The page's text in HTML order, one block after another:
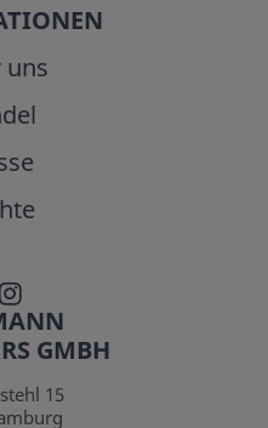
uns
GMBH
15